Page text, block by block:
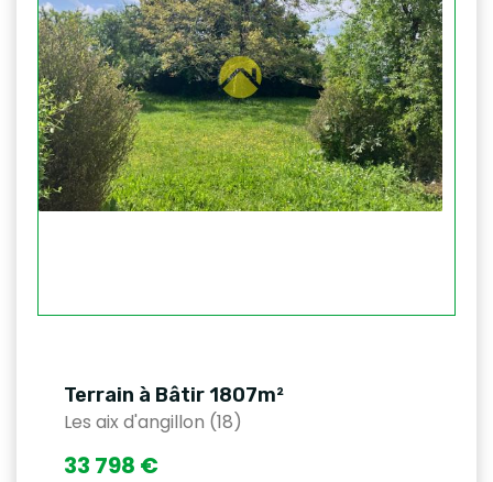
Terrain à Bâtir 1807m²
Les aix d'angillon (18)
33 798 €